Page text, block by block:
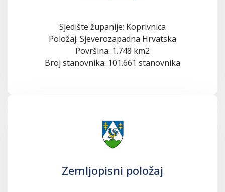
Sjedište županije: Koprivnica
Položaj: Sjeverozapadna Hrvatska
Površina: 1.748 km2
Broj stanovnika: 101.661 stanovnika
Zemljopisni položaj